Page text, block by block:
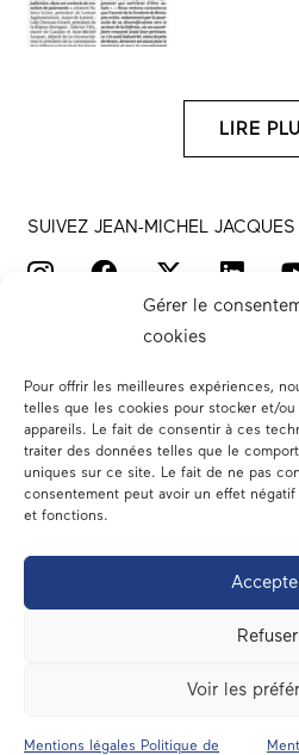
Gérer le
cookies
Pour offrir les meilleures expériences,
telles que les cookies pour stocker et/
appareils. Le fait de consentir à ces
traiter des données telles que le
uniques sur ce site. Le fait de ne pas
consentement peut avoir un effet
et fonctions.
Refuser
Voir les
Mentions légales Politique de
LIRE
SUIVEZ JEAN-MICHEL JACQUES
Votre
Dans les
En
A
Contact